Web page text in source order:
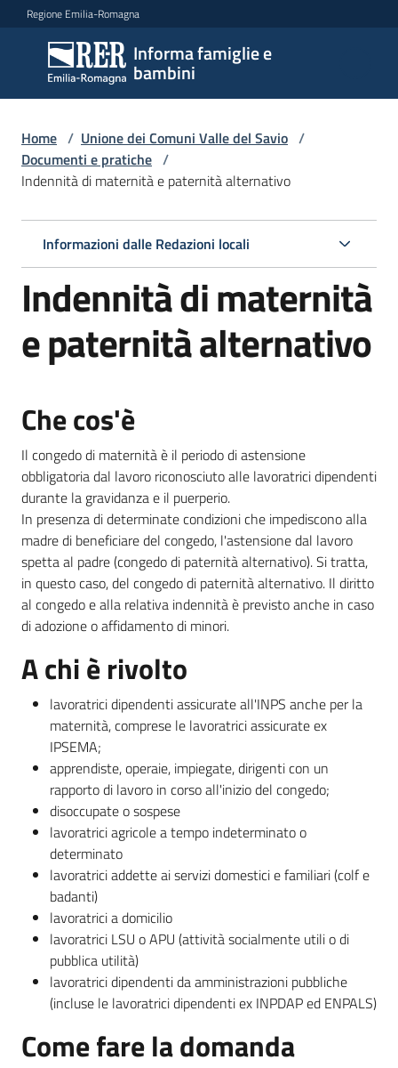
Vai al contenuto
Vai alla navigazione
Vai al footer
Regione Emilia-Romagna
Informa famiglie e
bambini
Informa
famiglie
e
bambini
per
Informazioni
locali
Newsletter
Home / Unione dei Comuni Valle del Savio /
Documenti e pratiche /
Indennità di maternità e paternità alternativo
Informazioni dalle Redazioni locali
Indennità di maternità
e paternità alternativo
Che cos'è
Il congedo di maternità è il periodo di astensione
obbligatoria dal lavoro riconosciuto alle lavoratrici dipendenti
durante la gravidanza e il puerperio.
In presenza di determinate condizioni che impediscono alla
madre di beneficiare del congedo, l'astensione dal lavoro
spetta al padre (congedo di paternità alternativo). Si tratta,
in questo caso, del congedo di paternità alternativo. Il diritto
al congedo e alla relativa indennità è previsto anche in caso
di adozione o affidamento di minori.
A chi è rivolto
lavoratrici dipendenti assicurate all'INPS anche per la
maternità, comprese le lavoratrici assicurate ex
IPSEMA;
apprendiste, operaie, impiegate, dirigenti con un
rapporto di lavoro in corso all'inizio del congedo;
disoccupate o sospese
lavoratrici agricole a tempo indeterminato o
determinato
lavoratrici addette ai servizi domestici e familiari (colf e
badanti)
lavoratrici a domicilio
lavoratrici LSU o APU (attività socialmente utili o di
pubblica utilità)
lavoratrici dipendenti da amministrazioni pubbliche
(incluse le lavoratrici dipendenti ex INPDAP ed ENPALS)
Come fare la domanda